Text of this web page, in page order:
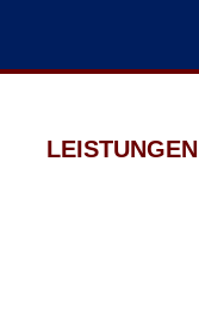
LEISTUNGEN